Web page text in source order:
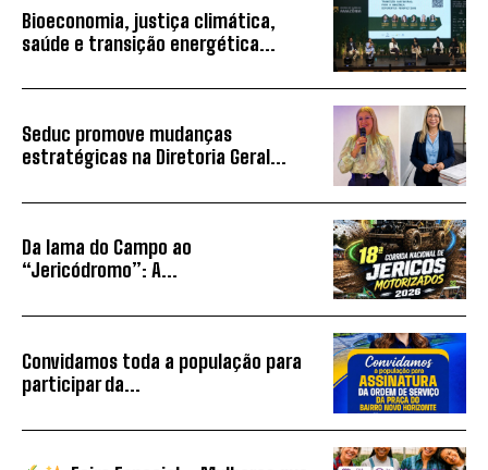
Bioeconomia, justiça climática,
saúde e transição energética...
Seduc promove mudanças
estratégicas na Diretoria Geral...
Da lama do Campo ao
“Jericódromo”: A...
Convidamos toda a população para
participar da...